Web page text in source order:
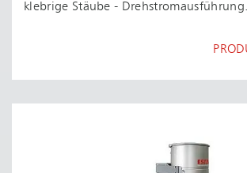
klebrige Stäube - Dreh­strom­aus­füh­rung.